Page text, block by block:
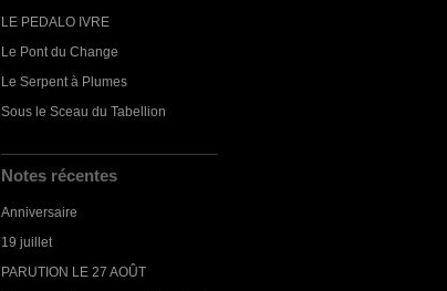
LE PEDALO IVRE
Le Pont du Change
Le Serpent à Plumes
Sous le Sceau du Tabellion
Notes récentes
Anniversaire
19 juillet
PARUTION LE 27 AOÛT